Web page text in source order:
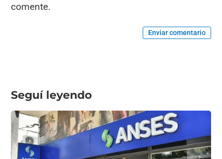
comente.
Enviar comentario
Seguí leyendo